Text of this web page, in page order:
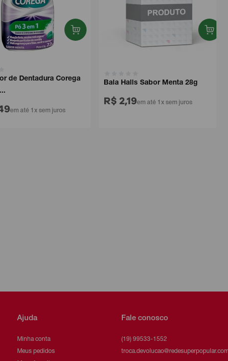
de Dentadura Corega
em até 1x sem juros
Bala Halls Sabor Menta 28g
R$ 2,19 em até 1x sem juros
Ajuda
Minha conta
Meus pedidos
Fale conosco
(19) 99533-1552